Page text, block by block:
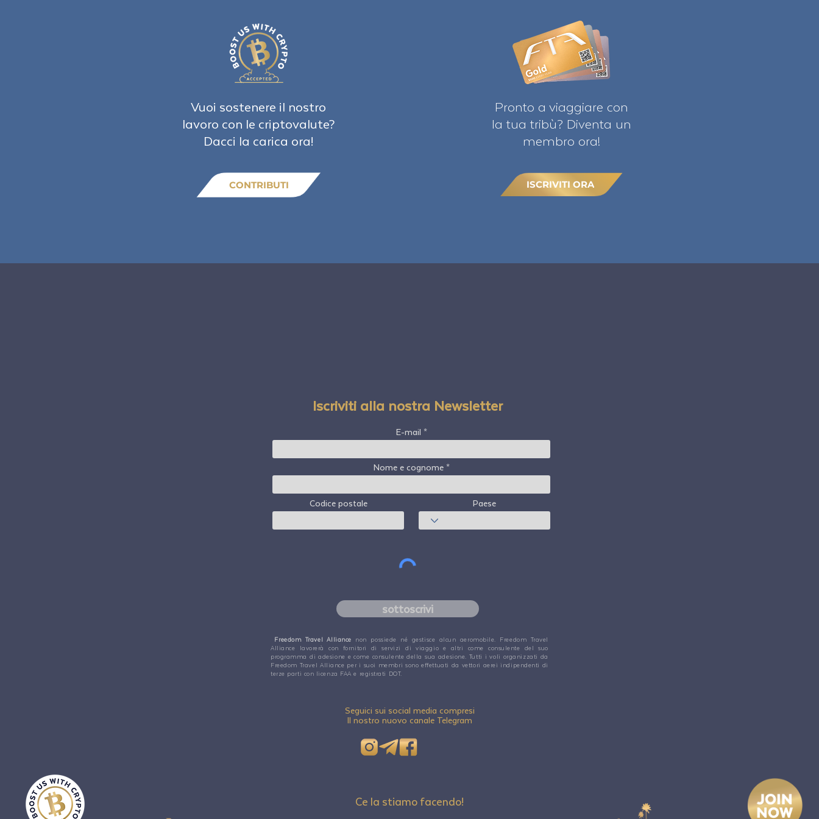
Vuoi sostenere il nostro
lavoro con le criptovalute?
Dacci la carica ora!
CONTRIBUTI
Pronto a viaggiare con
la tua tribù? Diventa un
membro ora!
ISCRIVITI ORA
Iscriviti alla nostra Newsletter
E-mail
Nome e cognome
Codice postale Paese
sottoscrivi
Freedom Travel Alliance non possiede né gestisce alcun aeromobile. Freedom Travel
Alliance lavorerà con fornitori di servizi di viaggio e altri come consulente del suo
programma di adesione e come consulente della sua adesione. Tutti i voli organizzati da
Freedom Travel Alliance per i suoi membri sono effettuati da vettori aerei indipendenti di
terze parti con licenza FAA e registrati DOT.
Seguici sui social media compresi
Il nostro nuovo canale Telegram
Ce la stiamo facendo!